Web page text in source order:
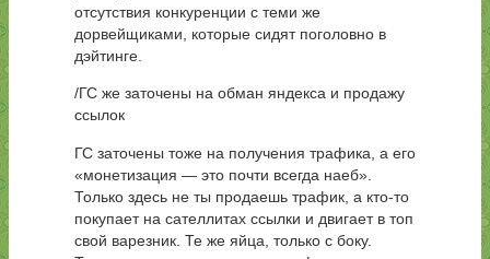
отсутствия конкуренции с теми же
дорвейщиками, которые сидят поголовно в
дэйтинге.
/ГС же заточены на обман яндекса и продажу
ссылок
ГС заточены тоже на получения трафика, а его
«монетизация — это почти всегда наеб».
Только здесь не ты продаешь трафик, а кто-то
покупает на сателлитах ссылки и двигает в топ
свой варезник. Те же яйца, только с боку.